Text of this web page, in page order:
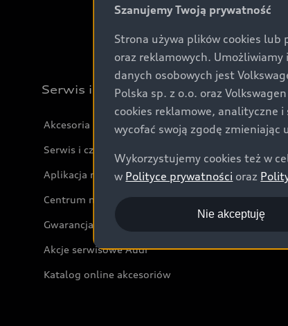
Serwis i akcesoria
Akcesoria
Serwis i części
Aplikacja myAudi i usługi cyfrowe
Centrum napraw powypadkowych
Gwarancja
Akcje serwisowe Audi
Katalog online akcesoriów
Szanujemy Twoją prywatność
Strona używa plików cookies
oraz reklamowych.
danych osobowych jest
Polska sp. z o.o. oraz
cookies reklamowe, analityczne
wycofać swoją zgodę zmieniając
Wykorzystujemy cookies też w
w Polityce prywatności oraz
Nie akceptuję